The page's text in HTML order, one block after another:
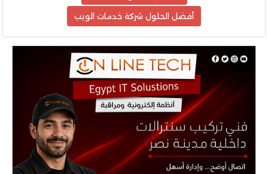
أفضل الحلول شركة خدمات الويب